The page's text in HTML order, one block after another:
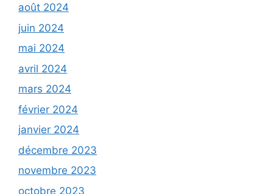
août 2024
juin 2024
mai 2024
avril 2024
mars 2024
février 2024
janvier 2024
décembre 2023
novembre 2023
octobre 2023